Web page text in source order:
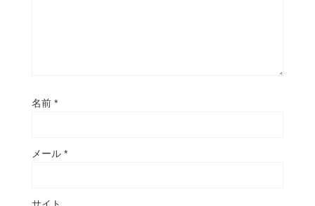
名前 *
メール *